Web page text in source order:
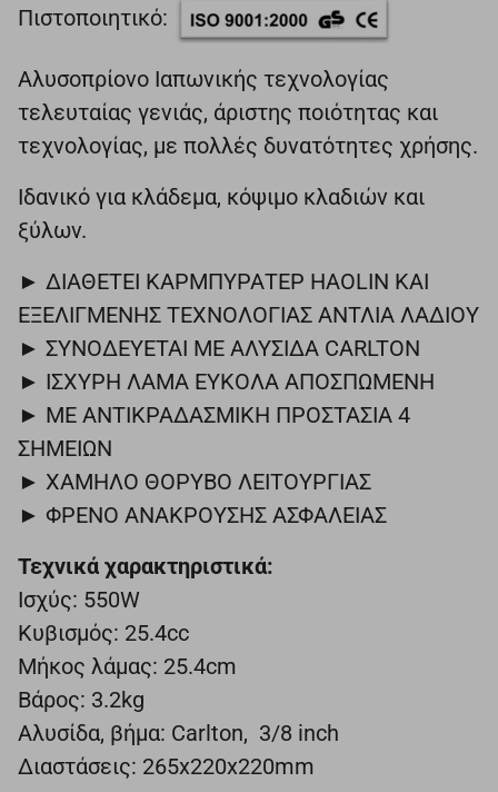
Πιστοποιητικό:
Αλυσοπρίονο Ιαπωνικής τεχνολογίας
τελευταίας γενιάς, άριστης ποιότητας και
τεχνολογίας, με πολλές δυνατότητες χρήσης.
Ιδανικό για κλάδεμα, κόψιμο κλαδιών και
ξύλων.
► ΔΙΑΘΕΤΕΙ ΚΑΡΜΠΥΡΑΤΕΡ HAOLIN KΑΙ
ΕΞΕΛΙΓΜΕΝΗΣ ΤΕΧΝΟΛΟΓΙΑΣ ΑΝΤΛΙΑ ΛΑΔΙΟΥ
► ΣΥΝΟΔΕΥΕΤΑΙ ΜΕ ΑΛΥΣΙΔΑ CARLTON
► ΙΣΧΥΡΗ ΛΑΜΑ ΕΥΚΟΛΑ ΑΠΟΣΠΩΜΕΝΗ
► ΜΕ ΑΝΤΙΚΡΑΔΑΣΜΙΚΗ ΠΡΟΣΤΑΣΙΑ 4
ΣΗΜΕΙΩΝ
► ΧΑΜΗΛΟ ΘΟΡΥΒΟ ΛΕΙΤΟΥΡΓΙΑΣ
► ΦΡΕΝΟ ΑΝΑΚΡΟΥΣΗΣ ΑΣΦΑΛΕΙΑΣ
Τεχνικά χαρακτηριστικά:
Ισχύς: 550W
Κυβισμός: 25.4cc
Mήκος λάμας: 25.4cm
Βάρος: 3.2kg
Αλυσίδα, βήμα: Carlton, 3/8 inch
Διαστάσεις: 265x220x220mm